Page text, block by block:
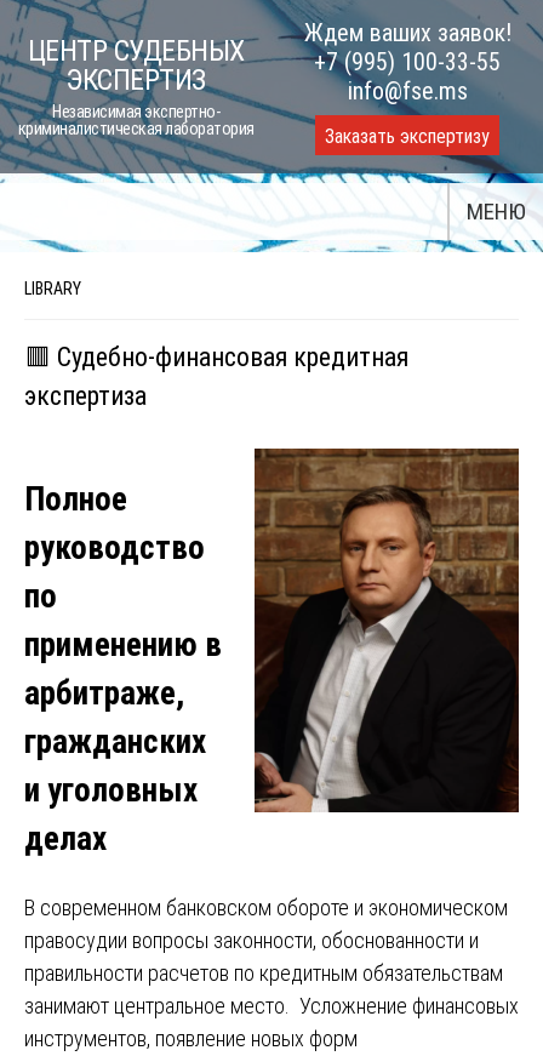
Skip
to
content
ЦЕНТР СУДЕБНЫХ
ЭКСПЕРТИЗ
Независимая экспертно-
криминалистическая лаборатория
Ждем ваших заявок!
+7 (995) 100-33-55
info@fse.ms
Заказать экспертизу
МЕНЮ
LIBRARY
🟥 Судебно-финансовая кредитная
экспертиза
Полное
руководство
по
применению в
арбитраже,
гражданских
и уголовных
делах
В современном банковском обороте и экономическом
правосудии вопросы законности, обоснованности и
правильности расчетов по кредитным обязательствам
занимают центральное место. Усложнение финансовых
инструментов, появление новых форм